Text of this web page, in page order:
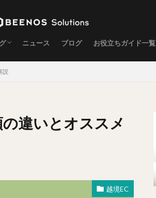
ニュース ブログ お役立ちガイド一覧
説
違いとオススメ
越境EC